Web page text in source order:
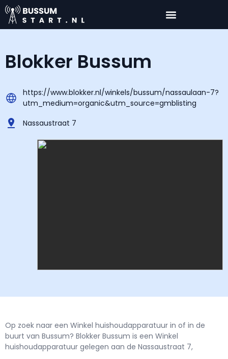
Blokker Bussum
https://www.blokker.nl/winkels/bussum/nassaulaan-7?
utm_medium=organic&utm_source=gmblisting
Nassaustraat 7
Op zoek naar een Winkel huishoudapparatuur in of in de
buurt van Bussum? Blokker Bussum is een Winkel
huishoudapparatuur gelegen aan de Nassaustraat 7,